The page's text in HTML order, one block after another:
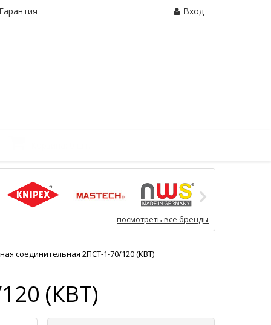
Гарантия Вход
посмотреть все бренды
соединительная 2ПСТ-1-70/120 (КВТ)
(КВТ)